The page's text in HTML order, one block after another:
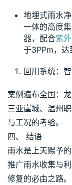
地埋式雨水
一体的高度
器，配合紫
于3PPm，达
回用系统：
案例遍布全国：
三亚崖城、温州
与工况的考验。
四、 结语
雨水是上天赐予
推广雨水收集与
修复的必由之路。